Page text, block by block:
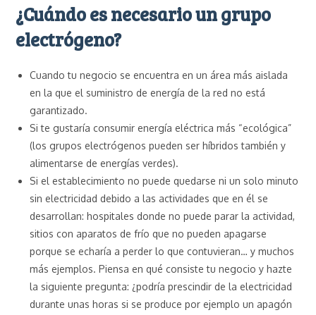
¿Cuándo es necesario un grupo
electrógeno?
Cuando tu negocio se encuentra en un área más aislada
en la que el suministro de energía de la red no está
garantizado.
Si te gustaría consumir energía eléctrica más “ecológica”
(los grupos electrógenos pueden ser híbridos también y
alimentarse de energías verdes).
Si el establecimiento no puede quedarse ni un solo minuto
sin electricidad debido a las actividades que en él se
desarrollan: hospitales donde no puede parar la actividad,
sitios con aparatos de frío que no pueden apagarse
porque se echaría a perder lo que contuvieran… y muchos
más ejemplos. Piensa en qué consiste tu negocio y hazte
la siguiente pregunta: ¿podría prescindir de la electricidad
durante unas horas si se produce por ejemplo un apagón